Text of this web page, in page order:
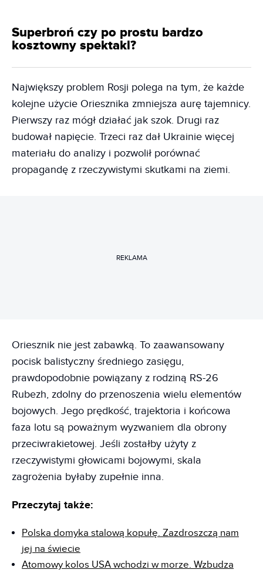
Superbroń czy po prostu bardzo
kosztowny spektakl?
Największy problem Rosji polega na tym, że każde
kolejne użycie Oriesznika zmniejsza aurę tajemnicy.
Pierwszy raz mógł działać jak szok. Drugi raz
budował napięcie. Trzeci raz dał Ukrainie więcej
materiału do analizy i pozwolił porównać
propagandę z rzeczywistymi skutkami na ziemi.
REKLAMA
Oriesznik nie jest zabawką. To zaawansowany
pocisk balistyczny średniego zasięgu,
prawdopodobnie powiązany z rodziną RS-26
Rubezh, zdolny do przenoszenia wielu elementów
bojowych. Jego prędkość, trajektoria i końcowa
faza lotu są poważnym wyzwaniem dla obrony
przeciwrakietowej. Jeśli zostałby użyty z
rzeczywistymi głowicami bojowymi, skala
zagrożenia byłaby zupełnie inna.
Przeczytaj także:
Polska domyka stalową kopułę. Zazdroszczą nam
jej na świecie
Atomowy kolos USA wchodzi w morze. Wzbudza